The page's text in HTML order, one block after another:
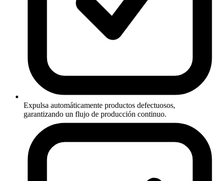
Expulsa automáticamente productos defectuosos,
garantizando un flujo de producción continuo.